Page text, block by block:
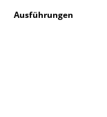
... alle Betten
Ausführungen